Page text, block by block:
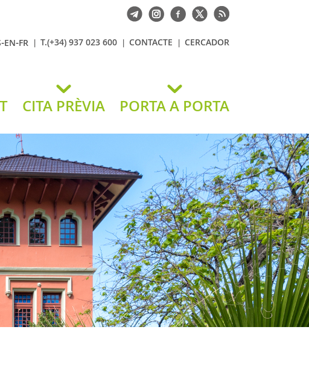
-EN-FR T.(+34) 937 023 600 CONTACTE CERCADOR
CITA PRÈVIA PORTA A PORTA